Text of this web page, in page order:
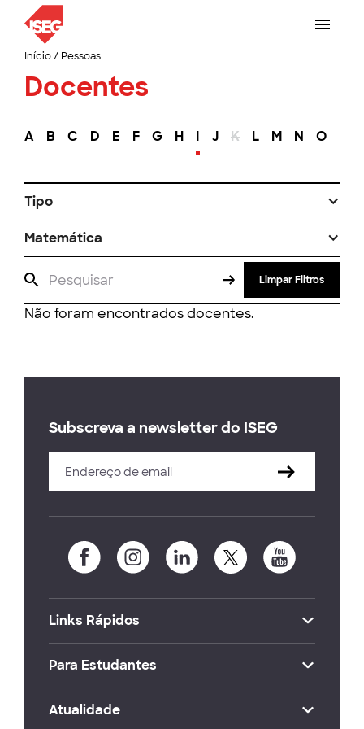
Início/ Pessoas
Docentes
A B C D E F G H I J K L M N O
Tipo
Matemática
Limpar Filtros
Não foram encontrados docentes.
Subscreva a newsletter do ISEG
Links Rápidos
Para Estudantes
Atualidade